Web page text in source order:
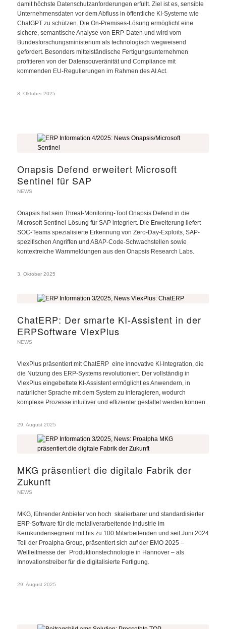
damit höchste Datenschutzanforderungen erfüllt. Ziel ist es, sensible
Unternehmensdaten vor dem Abfluss in öffentliche KI-Systeme wie
ChatGPT zu schützen. Die On-Premises-Lösung ermöglicht eine
sichere, semantische Analyse von ERP-Daten und wird vom
Bundesforschungsministerium als technologisch wegweisend
gefördert. Besonders mittelständische Fertigungsunternehmen
profitieren von der Datensouveränität und Compliance mit
kommenden EU-Regulierungen im Rahmen des AI Act.
8. Oktober 2025
Onapsis Defend erweitert Microsoft
Sentinel für SAP
NEWS
Onapsis hat sein Threat-Monitoring-Tool Onapsis Defend in die
Microsoft Sentinel-Lösung für SAP integriert. Die Erweiterung liefert
SOC-Teams spezialisierte Erkennung von Zero-Day-Exploits, SAP-
spezifischen Angriffen und ABAP-Code-Schwachstellen sowie
kontextreiche Warnmeldungen aus den Onapsis Research Labs.
3. Oktober 2025
ChatERP: Der smarte KI-Assistent in der
ERPSoftware VlexPlus
NEWS
VlexPlus präsentiert mit ChatERP eine innovative KI-Integration, die
die Nutzung des ERP-Systems revolutioniert. Der vollständig in
VlexPlus eingebettete KI-Assistent ermöglicht es Anwendern, in
natürlicher Sprache mit dem System zu interagieren, wodurch
komplexe Prozesse intuitiver und effizienter gestaltet werden können.
29. August 2025
MKG präsentiert die digitale Fabrik der
Zukunft
NEWS
MKG, führender Anbieter von hoch skalierbarer und standardisierter
ERP-Software für die metallverarbeitende Industrie im
Kernkundensegment mit bis zu 100 Mitarbeitenden und seit Juni 2024
Teil der Proalpha Group, präsentiert sich auf der EMO 2025 –
Weltleitmesse der Produktionstechnologie in Hannover – als
Innovationstreiber für die digitalisierte Fertigung.
29. August 2025